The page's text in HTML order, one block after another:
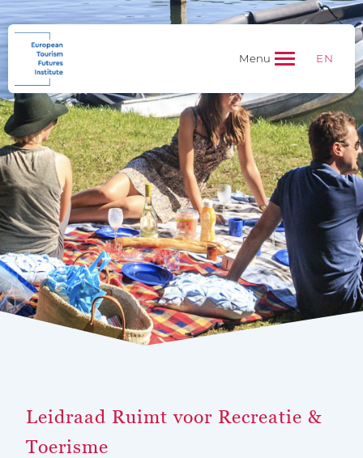
Menu EN
Leidraad Ruimt voor Recreatie &
Toerisme